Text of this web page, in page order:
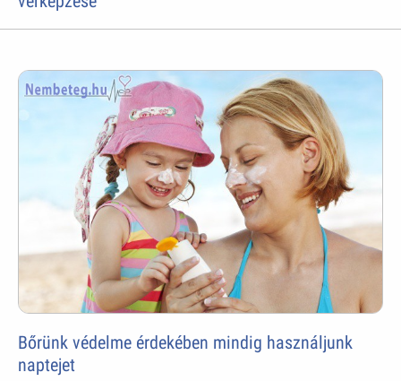
Bőrünk védelme érdekében mindig használjunk
naptejet